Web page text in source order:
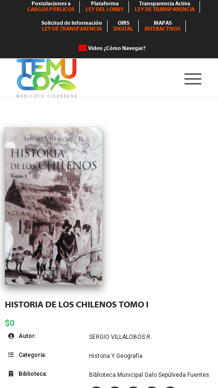
Postulaciones a
CARGOS PÚBLICOS
Plataforma
LEY DEL LOBBY
Transparencia Activa
LEY DE TRANSPARENCIA
Solicitud de Información
LEY DE TRANSPARENCIA
OIRS
DIGITAL
MAPAS
INTERACTIVOS
Video ¿Cómo Navegar?
HISTORIA DE LOS CHILENOS TOMO I
$0
Autor: SERGIO VILLALOBOS R.
Categoría: Historia Y Geografía
Biblioteca: Biblioteca Municipal Galo Sepúlveda Fuentes